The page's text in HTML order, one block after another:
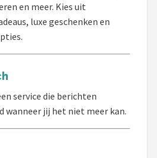
en meer. Kies uit
luxe geschenken en
service die berichten
wanneer jij het niet meer kan.